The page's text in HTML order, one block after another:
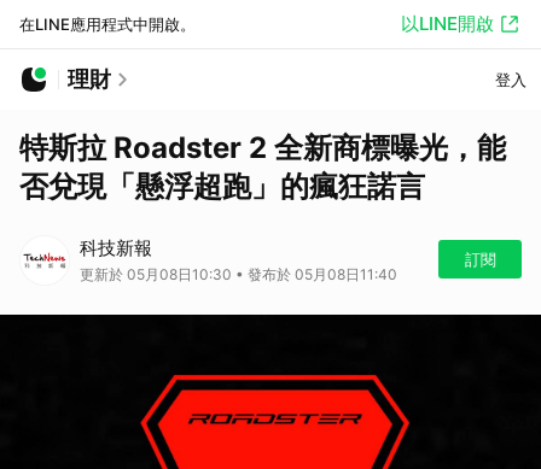
在LINE應用程式中開啟。 以LINE開啟
理財 登入
特斯拉 Roadster 2 全新商標曝光，能
否兌現「懸浮超跑」的瘋狂諾言
科技新報
更新於 05月08日10:30 • 發布於 05月08日11:40
訂閱